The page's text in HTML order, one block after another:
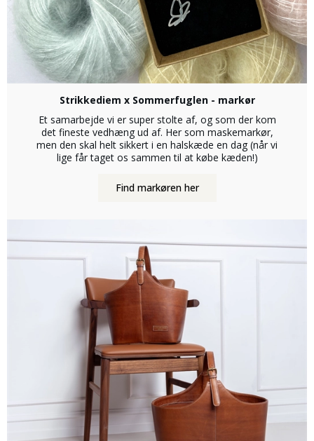
Strikkediem x Sommerfuglen - markør
Et samarbejde vi er super stolte af, og som der kom
det fineste vedhæng ud af. Her som maskemarkør,
men den skal helt sikkert i en halskæde en dag (når vi
lige får taget os sammen til at købe kæden!)
Find markøren her